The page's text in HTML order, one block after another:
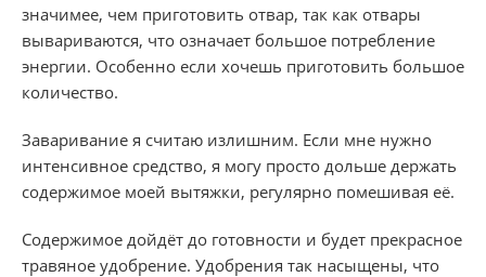
значимее, чем приготовить отвар, так как отвары
вывариваются, что означает большое потребление
энергии. Особенно если хочешь приготовить большое
количество.
Заваривание я считаю излишним. Если мне нужно
интенсивное средство, я могу просто дольше держать
содержимое моей вытяжки, регулярно помешивая её.
Содержимое дойдёт до готовности и будет прекрасное
травяное удобрение. Удобрения так насыщены, что